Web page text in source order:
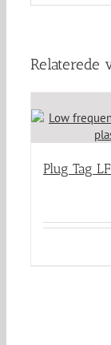
Relaterede
Plug Tag